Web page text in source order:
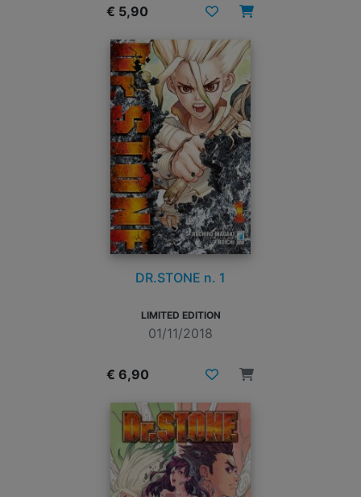
€ 5,90
DR.STONE n. 1
LIMITED EDITION
01/11/2018
€ 6,90